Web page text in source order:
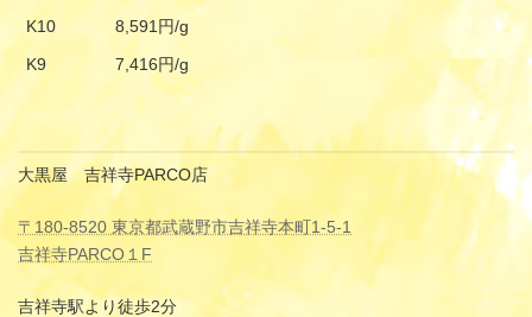
K10
8,591円/g
K9
7,416円/g
大黒屋 吉祥寺PARCO店
〒180-8520 東京都武蔵野市吉祥寺本町1-5-1
吉祥寺PARCO１F
吉祥寺駅より徒歩2分